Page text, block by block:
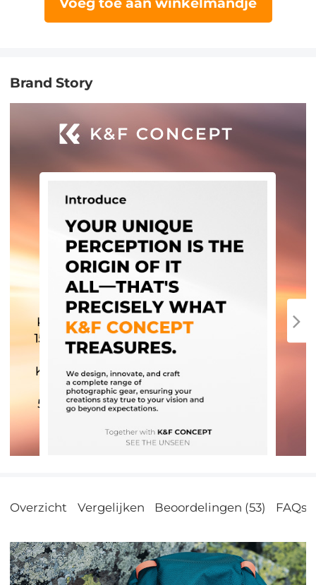
Brand Story
Overzicht Vergelijken Beoordelingen (53) FAQs